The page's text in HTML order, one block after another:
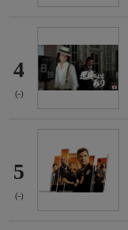
4
(-)
5
(-)